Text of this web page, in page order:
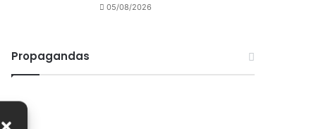
05/08/2026
Propagandas